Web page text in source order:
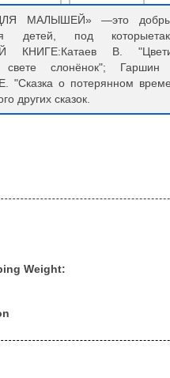
МАЛЫШЕЙ» —это
для детей, под
КНИГЕ:Катаев В.
слонёнок"; Гаршин
"Сказка о потерянном
других сказок.
Weight: